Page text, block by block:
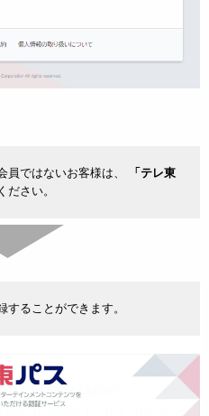
員ではないお客様は、
「テレ東
ださい。
ることができます。